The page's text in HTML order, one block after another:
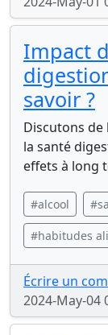
Impact
savoir ?
Discutons de
la santé
effets à long
#alcool
#habitudes
Écrire un
2024-May-04